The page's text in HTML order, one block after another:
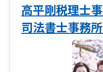
高平剛税理士
司法書士事務所